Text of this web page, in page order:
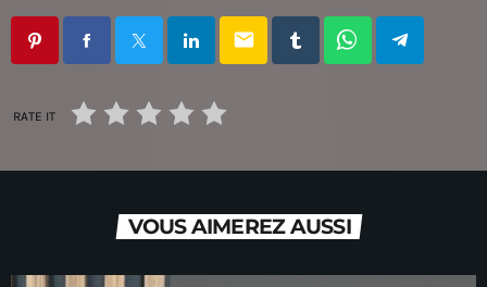
email
RATE IT
VOUS AIMEREZ AUSSI